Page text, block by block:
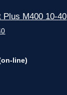
M400 10-40
line)